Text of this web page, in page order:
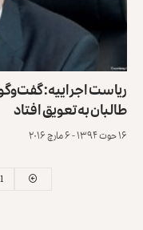
ریاست اجراییه:
طالبان به تعویق افتاد
۱۶ حوت ۱۳۹۴ - ۶ مارچ ۲۰۱۶
1